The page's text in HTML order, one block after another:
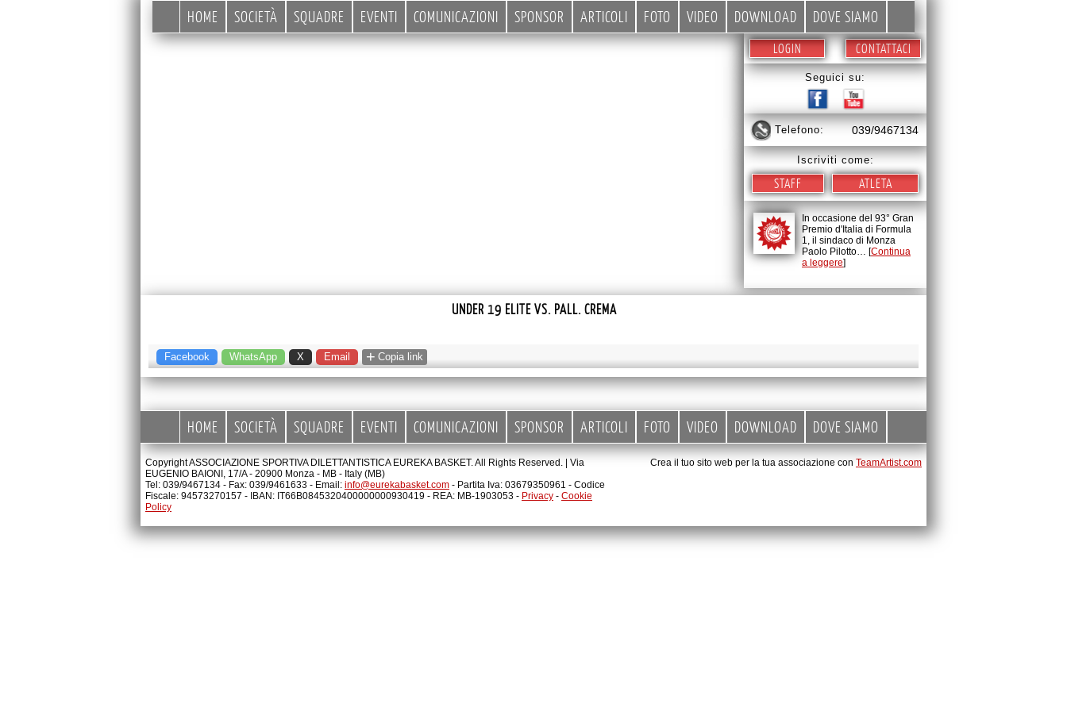
HOME SOCIETÀ SQUADRE EVENTI COMUNICAZIONI SPONSOR ARTICOLI FOTO VIDEO DOWNLOAD DOVE SIAMO
LOGIN CONTATTACI
Seguici su:
telefono: 039/9467134
Iscriviti come:
STAFF ATLETA
In occasione del 93° Gran
Premio d'Italia di Formula
1, il sindaco di Monza
Paolo Pilotto… [Continua
a leggere]
UNDER 19 ELITE VS. PALL. CREMA
Facebook WhatsApp X Email + Copia link
HOME SOCIETÀ SQUADRE EVENTI COMUNICAZIONI SPONSOR ARTICOLI FOTO VIDEO DOWNLOAD DOVE SIAMO
Copyright ASSOCIAZIONE SPORTIVA DILETTANTISTICA EUREKA BASKET. All Rights Reserved. | Via
EUGENIO BAIONI, 17/A - 20900 Monza - MB - Italy (MB)
Tel: 039/9467134 - Fax: 039/9461633 - Email: info@eurekabasket.com - Partita Iva: 03679350961 - Codice
Fiscale: 94573270157 - IBAN: IT66B0845320400000000930419 - REA: MB-1903053 - Privacy - Cookie
Policy
Crea il tuo sito web per la tua associazione con TeamArtist.com